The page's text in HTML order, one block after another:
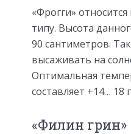
«Фрогги»
типу. Высота
90 сантиметров.
высаживать на
Оптимальная
составляет +14… 18
«Филин грин»